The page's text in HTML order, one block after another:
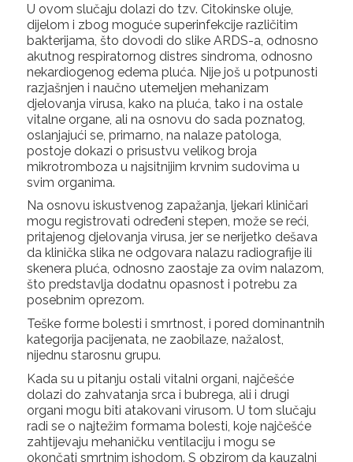
U ovom slučaju dolazi do tzv. Citokinske oluje,
dijelom i zbog moguće superinfekcije različitim
bakterijama, što dovodi do slike ARDS-a, odnosno
akutnog respiratornog distres sindroma, odnosno
nekardiogenog edema pluća. Nije još u potpunosti
razjašnjen i naučno utemeljen mehanizam
djelovanja virusa, kako na pluća, tako i na ostale
vitalne organe, ali na osnovu do sada poznatog,
oslanjajući se, primarno, na nalaze patologa,
postoje dokazi o prisustvu velikog broja
mikrotromboza u najsitnijim krvnim sudovima u
svim organima.
Na osnovu iskustvenog zapažanja, ljekari kliničari
mogu registrovati određeni stepen, može se reći,
pritajenog djelovanja virusa, jer se nerijetko dešava
da klinička slika ne odgovara nalazu radiografije ili
skenera pluća, odnosno zaostaje za ovim nalazom,
što predstavlja dodatnu opasnost i potrebu za
posebnim oprezom.
Teške forme bolesti i smrtnost, i pored dominantnih
kategorija pacijenata, ne zaobilaze, nažalost,
nijednu starosnu grupu.
Kada su u pitanju ostali vitalni organi, najčešće
dolazi do zahvatanja srca i bubrega, ali i drugi
organi mogu biti atakovani virusom. U tom slučaju
radi se o najtežim formama bolesti, koje najčešće
zahtijevaju mehaničku ventilaciju i mogu se
okončati smrtnim ishodom. S obzirom da kauzalni